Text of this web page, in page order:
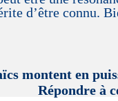
d’être connu.
montent en
Répondre à